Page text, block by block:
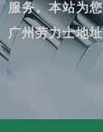
服务。本站为
广州劳力士地